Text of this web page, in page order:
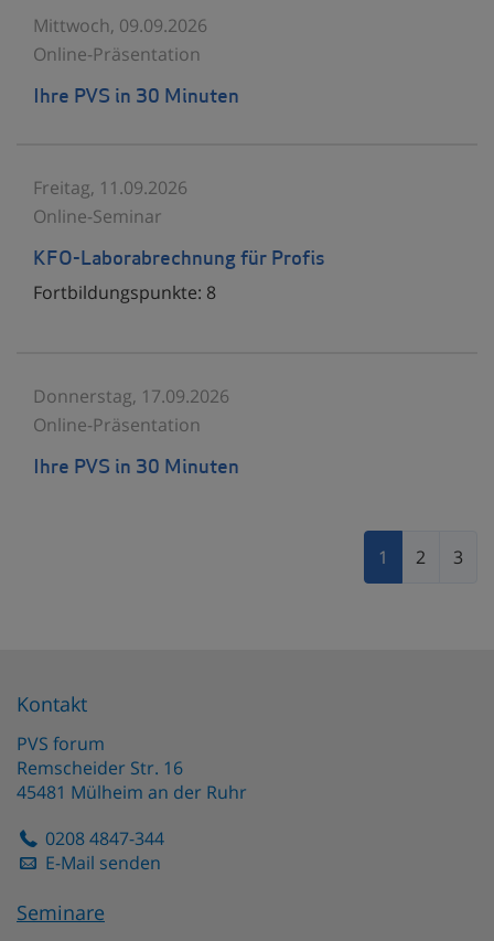
Mittwoch, 09.09.2026
Online-Präsentation
Ihre PVS in 30 Minuten
Freitag, 11.09.2026
Online-Seminar
KFO-Laborabrechnung für Profis
Fortbildungspunkte: 8
Donnerstag, 17.09.2026
Online-Präsentation
Ihre PVS in 30 Minuten
1 2 3
Kontakt
PVS forum
Remscheider Str. 16
45481 Mülheim an der Ruhr
0208 4847-344
E-Mail senden
Seminare